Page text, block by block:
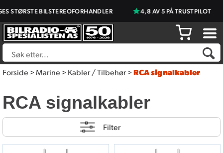
STØRSTE BILSTEREOFORHANDLER 4,8 AV 5 PÅ TRUSTPILOT
Forside>Marine>Kabler / Tilbehør>RCA signalkabler
RCA signalkabler
Filter